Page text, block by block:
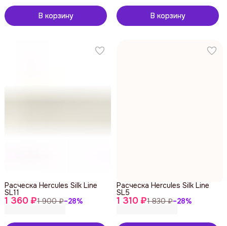
В корзину В корзину
1 360 ₽1 900 ₽−28%
Расческа Hercules Silk Line
SL11
1 310 ₽1 830 ₽−28%
Расческа Hercules Silk Line
SL5